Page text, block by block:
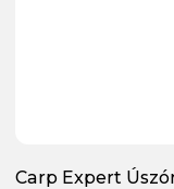
Carp Expert